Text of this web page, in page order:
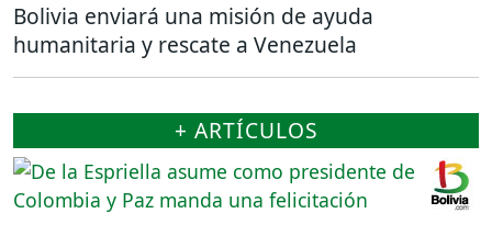
Bolivia enviará una misión de ayuda
humanitaria y rescate a Venezuela
+ ARTÍCULOS